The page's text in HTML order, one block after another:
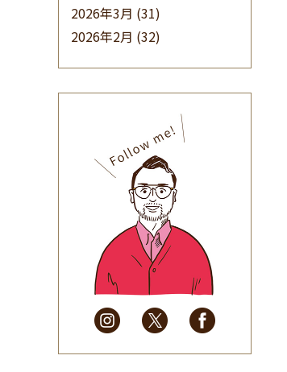
2026年3月 (31)
2026年2月 (32)
(32)
2025年9月(30)
2025年8月(31)
2025年7月(37)
2025年6月(48)
2025年5月
(41)
2025年4月
(32)
2025年3月(31)
2025年2月
(28)
2025年1月
(34)